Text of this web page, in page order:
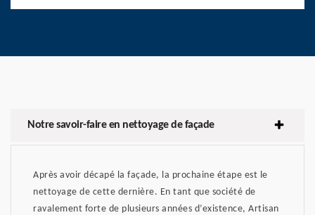
Notre savoir-faire en nettoyage de façade
Après avoir décapé la façade, la prochaine étape est le
nettoyage de cette dernière. En tant que société de
ravalement forte de plusieurs années d’existence, Artisan